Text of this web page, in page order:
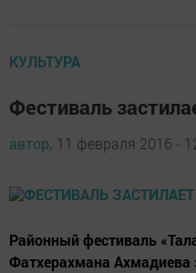
КУЛЬТУРА
Фестиваль
автор, 11 февраля 2016 -
Районный фестиваль
Фатхерахмана